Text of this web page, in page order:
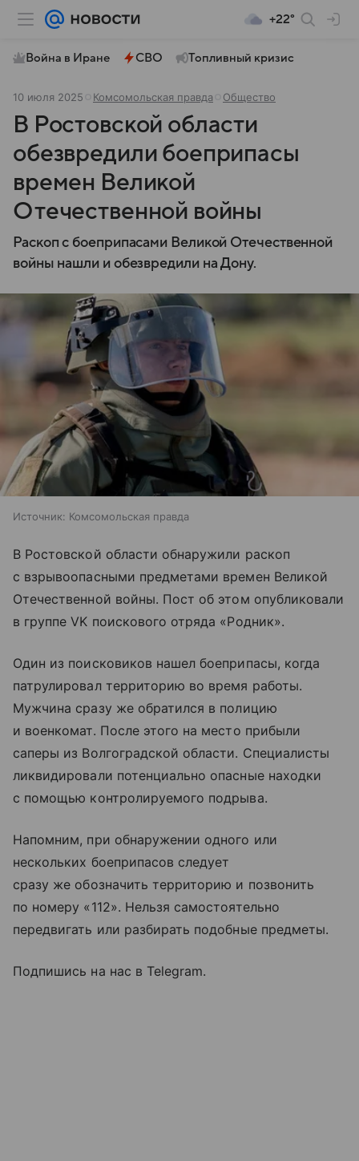
+22°
Война в Иране СВО Топливный кризис
10 июля 2025 Комсомольская правда Общество
В Ростовской области
обезвредили боеприпасы
времен Великой
Отечественной войны
Раскоп с боеприпасами Великой Отечественной
войны нашли и обезвредили на Дону.
Источник: Комсомольская правда
В Ростовской области обнаружили раскоп
с взрывоопасными предметами времен Великой
Отечественной войны. Пост об этом опубликовали
в группе VK поискового отряда «Родник».
Один из поисковиков нашел боеприпасы, когда
патрулировал территорию во время работы.
Мужчина сразу же обратился в полицию
и военкомат. После этого на место прибыли
саперы из Волгоградской области. Специалисты
ликвидировали потенциально опасные находки
с помощью контролируемого подрыва.
Напомним, при обнаружении одного или
нескольких боеприпасов следует
сразу же обозначить территорию и позвонить
по номеру «112». Нельзя самостоятельно
передвигать или разбирать подобные предметы.
Подпишись на нас в Telegram.